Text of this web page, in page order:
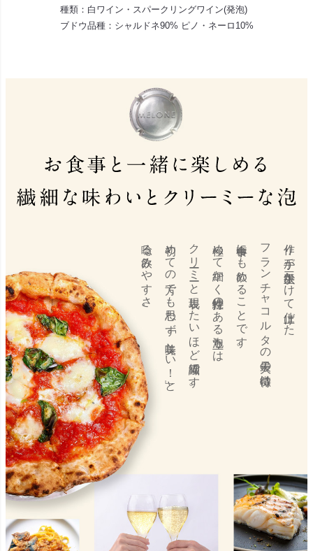
種類：白ワイン・スパークリングワイン(発泡)
ブドウ品種：シャルドネ90% ピノ・ネーロ10%
作り手が三年以上かけて仕上げた
フランチャコルタの最大の特徴は
食事中にも飲めることです。
極めて細かく持続性のある泡立ちは
クリーミーと表現したいほど繊細です。
初めての方でも思わず
｢美味しい！」と
唸る飲みやすさ。